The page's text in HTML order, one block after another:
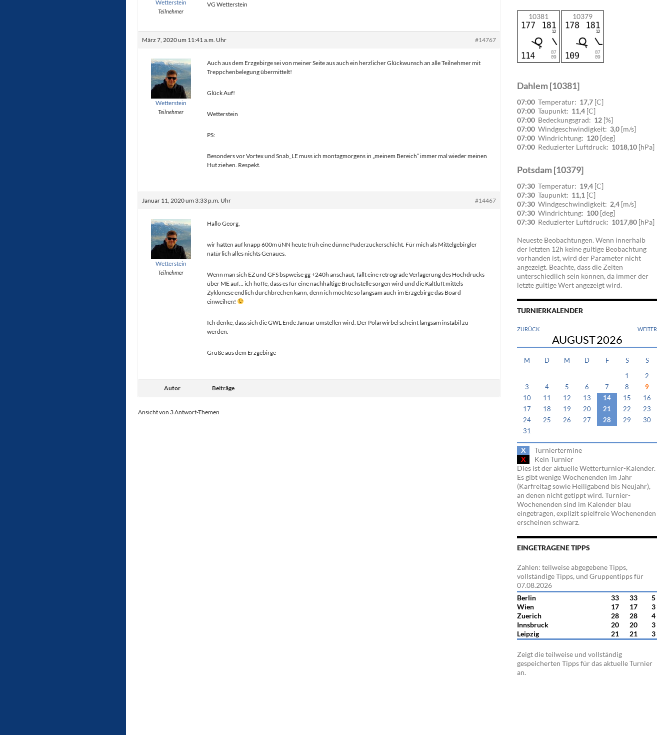
Wetterstein
Teilnehmer
VG Wetterstein
März 7, 2020 um 11:41 a.m. Uhr #14767
Wetterstein
Teilnehmer
Auch aus dem Erzgebirge sei von meiner Seite aus auch ein herzlicher Glückwunsch an alle Teilnehmer mit
Treppchenbelegung übermittelt!
Glück Auf!
Wetterstein
PS:
Besonders vor Vortex und Snab_LE muss ich montagmorgens in „meinem Bereich“ immer mal wieder meinen
Hut ziehen. Respekt.
Januar 11, 2020 um 3:33 p.m. Uhr #14467
Wetterstein
Teilnehmer
Hallo Georg,
wir hatten auf knapp 600m üNN heute früh eine dünne Puderzuckerschicht. Für mich als Mittelgebirgler
natürlich alles nichts Genaues.
Wenn man sich EZ und GFS bspweise gg +240h anschaut, fällt eine retrograde Verlagerung des Hochdrucks
über ME auf… ich hoffe, dass es für eine nachhaltige Bruchstelle sorgen wird und die Kaltluft mittels
Zyklonese endlich durchbrechen kann, denn ich möchte so langsam auch im Erzgebirge das Board
einweihen!
Ich denke, dass sich die GWL Ende Januar umstellen wird. Der Polarwirbel scheint langsam instabil zu
werden.
Grüße aus dem Erzgebirge
Autor Beiträge
Ansicht von 3 Antwort-Themen
10381 10379
Dahlem [10381]
07:00 Temperatur: 17,7 [C]
07:00 Taupunkt: 11,4 [C]
07:00 Bedeckungsgrad: 12 [%]
07:00 Windgeschwindigkeit: 3,0 [m/s]
07:00 Windrichtung: 120 [deg]
07:00 Reduzierter Luftdruck: 1018,10 [hPa]
Potsdam [10379]
07:30 Temperatur: 19,4 [C]
07:30 Taupunkt: 11,1 [C]
07:30 Windgeschwindigkeit: 2,4 [m/s]
07:30 Windrichtung: 100 [deg]
07:30 Reduzierter Luftdruck: 1017,80 [hPa]
Neueste Beobachtungen. Wenn innerhalb
der letzten 12h keine gültige Beobachtung
vorhanden ist, wird der Parameter nicht
angezeigt. Beachte, dass die Zeiten
unterschiedlich sein können, da immer der
letzte gültige Wert angezeigt wird.
TURNIERKALENDER
ZURÜCK WEITER
AUGUST2026
M D M D F S S
1
2
3
4 5 6 7 8
9
10
11 12 13 14 15
16
17
18 19 20 21 22
23
24
25 26 27 28 29
30
31
X
Turniertermine
X
Kein Turnier
Dies ist der aktuelle Wetterturnier-Kalender.
Es gibt wenige Wochenenden im Jahr
(Karfreitag sowie Heiligabend bis Neujahr),
an denen nicht getippt wird. Turnier-
Wochenenden sind im Kalender blau
eingetragen, explizit spielfreie Wochenenden
erscheinen schwarz.
EINGETRAGENE TIPPS
Zahlen: teilweise abgegebene Tipps,
vollständige Tipps, und Gruppentipps für
07.08.2026
Berlin
33 33
5
Wien
17 17
3
Zuerich
28 28
4
Innsbruck
20 20
3
Leipzig
21 21 3
Zeigt die teilweise und vollständig
gespeicherten Tipps für das aktuelle Turnier
an.